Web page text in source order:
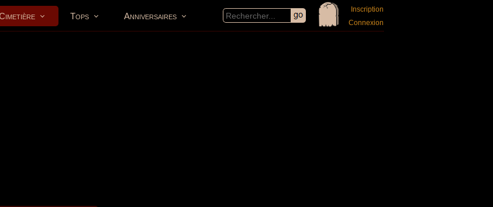
Tops Anniversaires
Inscription
Connexion